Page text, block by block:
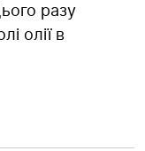
разу
олії в